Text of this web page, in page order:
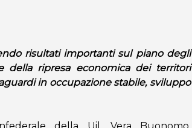
risultati importanti sul piano degli
della ripresa economica dei territori
in occupazione stabile, sviluppo